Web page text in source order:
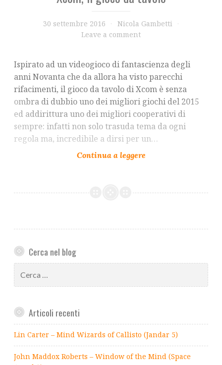
30 settembre 2016
Nicola Gambetti
Leave a comment
Ispirato ad un videogioco di fantascienza degli
anni Novanta che da allora ha visto parecchi
rifacimenti, il gioco da tavolo di Xcom è senza
ombra di dubbio uno dei migliori giochi del 2015
ed addirittura uno dei migliori cooperativi di
sempre: infatti non solo trasuda tema da ogni
regola ma, incredibile a dirsi per un…
Cerca nel blog
per:
Articoli recenti
Lin Carter – Mind Wizards of Callisto (Jandar 5)
John Maddox Roberts – Window of the Mind (Space